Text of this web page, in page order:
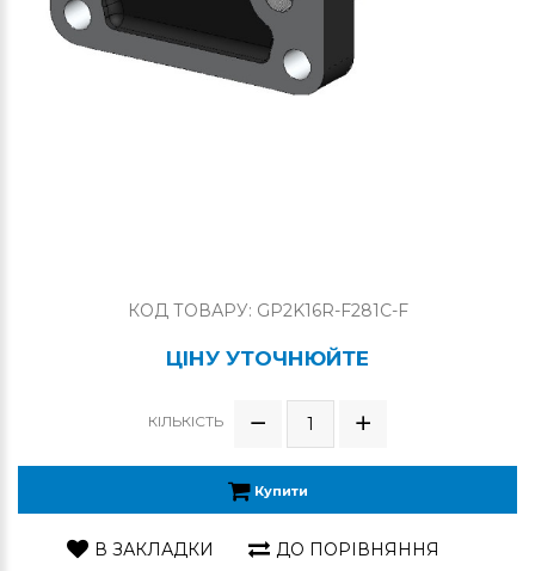
КОД ТОВАРУ: GP2K16R-F281C-F
ЦІНУ УТОЧНЮЙТЕ
КІЛЬКІСТЬ
Купити
В ЗАКЛАДКИ ДО ПОРІВНЯННЯ